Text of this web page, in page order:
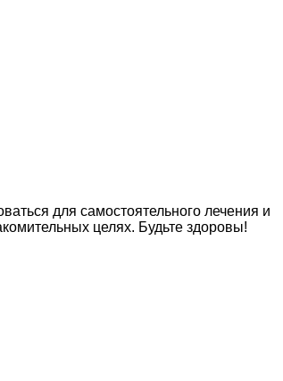
для самостоятельного лечения и
целях. Будьте здоровы!